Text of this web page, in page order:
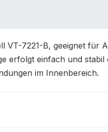
VT-7221-B, geeignet für
erfolgt einfach und
im Innenbereich.